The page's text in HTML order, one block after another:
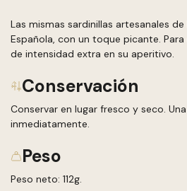
Las mismas sardinillas artesanales de
Española, con un toque picante.
de intensidad extra en su aperitivo.
Conservación
Conservar en lugar fresco y seco.
inmediatamente.
Peso
Peso neto: 112g.